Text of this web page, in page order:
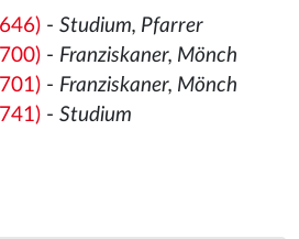
- Studium, Pfarrer
- Franziskaner, Mönch
- Franziskaner, Mönch
- Studium